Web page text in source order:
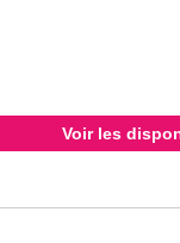
Voir les